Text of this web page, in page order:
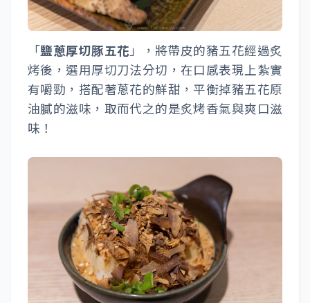
「鹽蔥厚切豚五花」，將帶皮的豬五花經過炙
烤後，選用厚切刀法分切，在口感表現上紮實
有嚼勁，搭配著蔥花的鮮甜，平衡掉豬五花原
油膩的滋味，取而代之的是炙烤香氣與爽口滋
味！